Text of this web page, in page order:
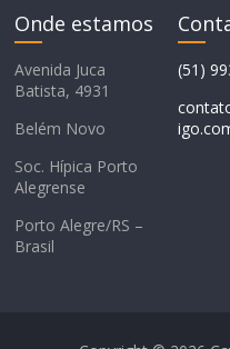
Onde estamos
Avenida Juca
Batista, 4931
Belém Novo
Soc. Hípica Porto
Alegrense
Porto Alegre/RS –
Brasil
(51)